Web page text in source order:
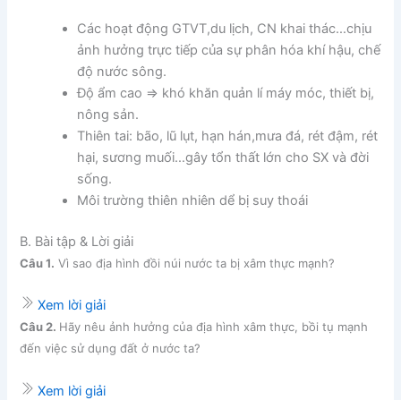
Các hoạt động GTVT,du lịch, CN khai thác…chịu
ảnh hưởng trực tiếp của sự phân hóa khí hậu, chế
độ nước sông.
Độ ẩm cao => khó khăn quản lí máy móc, thiết bị,
nông sản.
Thiên tai: bão, lũ lụt, hạn hán,mưa đá, rét đậm, rét
hại, sương muối…gây tổn thất lớn cho SX và đời
sống.
Môi trường thiên nhiên dể bị suy thoái
B. Bài tập & Lời giải
Câu 1. Vì sao địa hình đồi núi nước ta bị xâm thực mạnh?
Xem lời giải
Câu 2. Hãy nêu ảnh hưởng của địa hình xâm thực, bồi tụ mạnh
đến việc sử dụng đất ở nước ta?
Xem lời giải